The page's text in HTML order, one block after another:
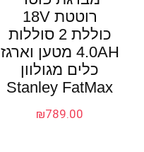
רוטטת 18V
כוללת 2 סוללות
4.0AH מטען וארגז
כלים מגולוון
Stanley FatMax
₪789.00